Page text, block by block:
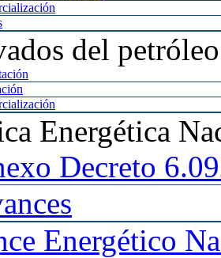
del petróleo
Energética
Decreto
Energético